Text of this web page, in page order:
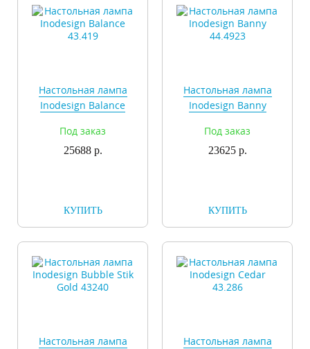
Настольная лампа
Inodesign Balance
Под заказ
25688 р.
КУПИТЬ
Настольная лампа
Inodesign Banny
Под заказ
23625 р.
КУПИТЬ
Настольная лампа
Настольная лампа